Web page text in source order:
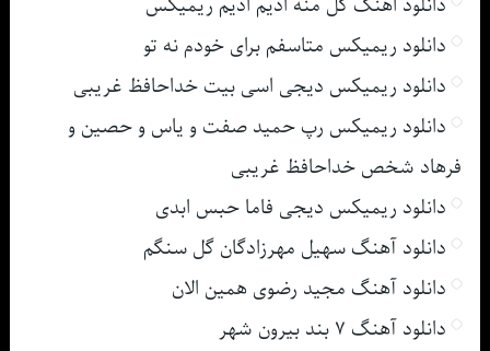
دانلود ریمیکس متاسفم برای خودم نه تو
دانلود ریمیکس دیجی اسی بیت خداحافظ غریبی
دانلود ریمیکس رپ حمید صفت و یاس و حصین و
فرهاد شخص خداحافظ غریبی
دانلود ریمیکس دیجی فاما حبس ابدی
دانلود آهنگ سهیل مهرزادگان گل سنگم
دانلود آهنگ مجید رضوی همین الان
دانلود آهنگ ۷ بند بیرون شهر